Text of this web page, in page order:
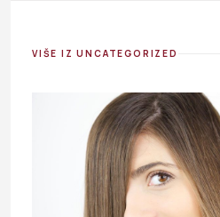
VIŠE IZ UNCATEGORIZED